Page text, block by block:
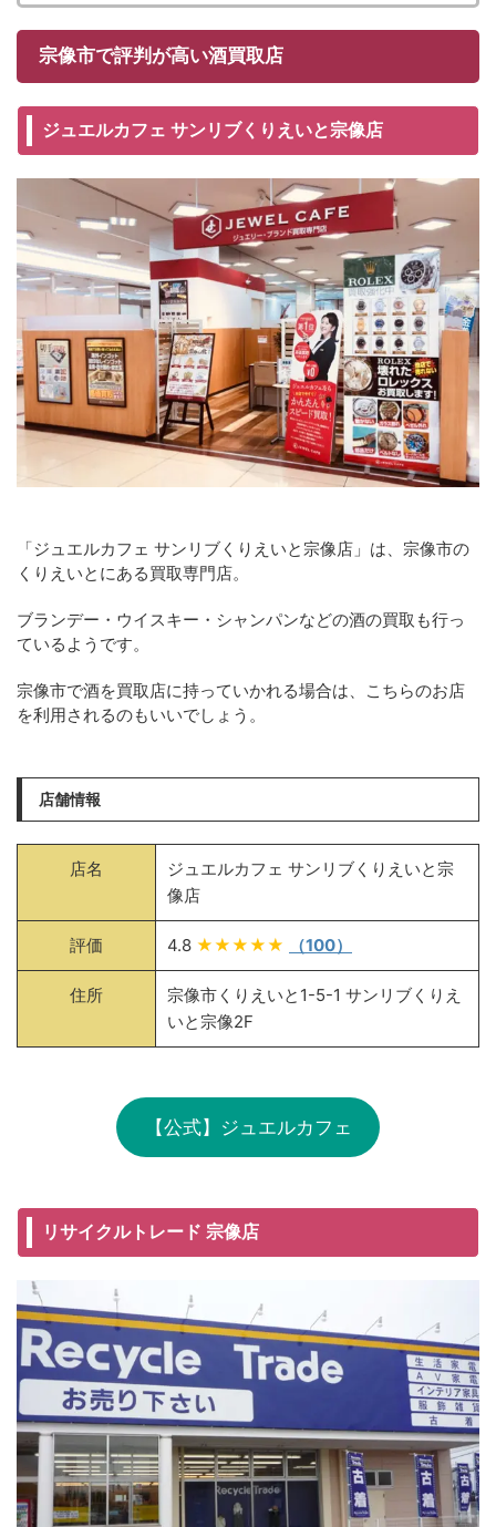
宗像市で評判が高い酒買取店
ジュエルカフェ サンリブくりえいと宗像店
「ジュエルカフェ サンリブくりえいと宗像店」は、宗像市の
くりえいとにある買取専門店。
ブランデー・ウイスキー・シャンパンなどの酒の買取も行っ
ているようです。
宗像市で酒を買取店に持っていかれる場合は、こちらのお店
を利用されるのもいいでしょう。
店舗情報
店名
ジュエルカフェ サンリブくりえいと宗
像店
評価 4.8 ★★★★★ （100）
住所
宗像市くりえいと1-5-1 サンリブくりえ
いと宗像2F
【公式】ジュエルカフェ
リサイクルトレード 宗像店